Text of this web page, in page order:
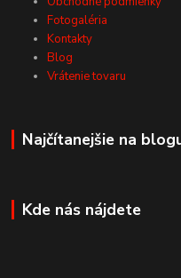
Fotogaléria
Kontakty
Blog
Vrátenie tovaru
Najčítanejšie na
Kde nás nájdete